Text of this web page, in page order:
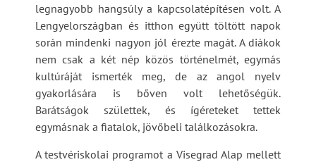
legnagyobb hangsúly a kapcsolatépítésen volt. A
Lengyelországban és itthon együtt töltött napok
során mindenki nagyon jól érezte magát. A diákok
nem csak a két nép közös történelmét, egymás
kultúráját ismerték meg, de az angol nyelv
gyakorlására is bőven volt lehetőségük.
Barátságok születtek, és ígéreteket tettek
egymásnak a fiatalok, jövőbeli találkozásokra.
A testvériskolai programot a Visegrad Alap mellett